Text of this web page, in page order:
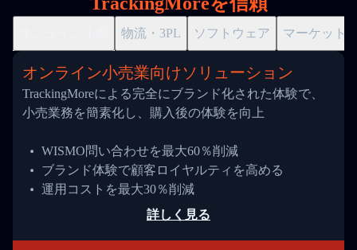
物流・3PL ソフトウェア マーケット
オンライン小売業向けソリューション
TrackingMoreによる完全にブランド化された体験で、
小売業務を簡素化し、購入後の体験を向上
WISMO問い合わせを最大60％削減
ブランド体験で顧客ロイヤルティを高める
運用コストを最大30％削減
詳しく見る